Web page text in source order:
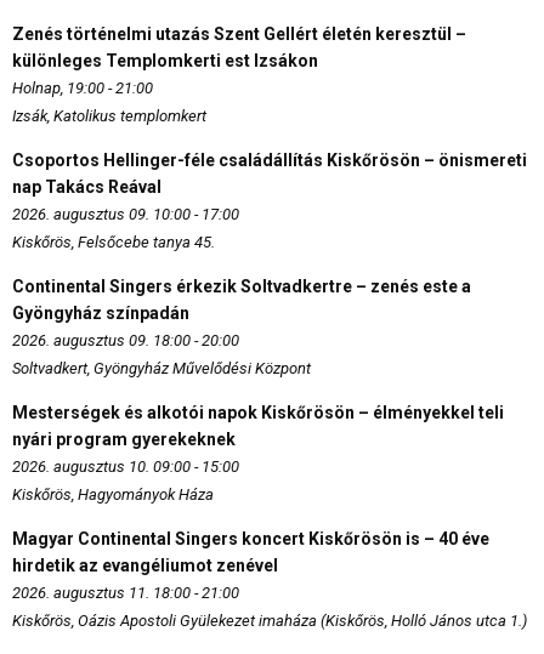
Zenés történelmi utazás Szent Gellért életén keresztül –
különleges Templomkerti est Izsákon
Holnap, 19:00 - 21:00
Izsák, Katolikus templomkert
Csoportos Hellinger-féle családállítás Kiskőrösön – önismereti
nap Takács Reával
2026. augusztus 09. 10:00 - 17:00
Kiskőrös, Felsőcebe tanya 45.
Continental Singers érkezik Soltvadkertre – zenés este a
Gyöngyház színpadán
2026. augusztus 09. 18:00 - 20:00
Soltvadkert, Gyöngyház Művelődési Központ
Mesterségek és alkotói napok Kiskőrösön – élményekkel teli
nyári program gyerekeknek
2026. augusztus 10. 09:00 - 15:00
Kiskőrös, Hagyományok Háza
Magyar Continental Singers koncert Kiskőrösön is – 40 éve
hirdetik az evangéliumot zenével
2026. augusztus 11. 18:00 - 21:00
Kiskőrös, Oázis Apostoli Gyülekezet imaháza (Kiskőrös, Holló János utca 1.)